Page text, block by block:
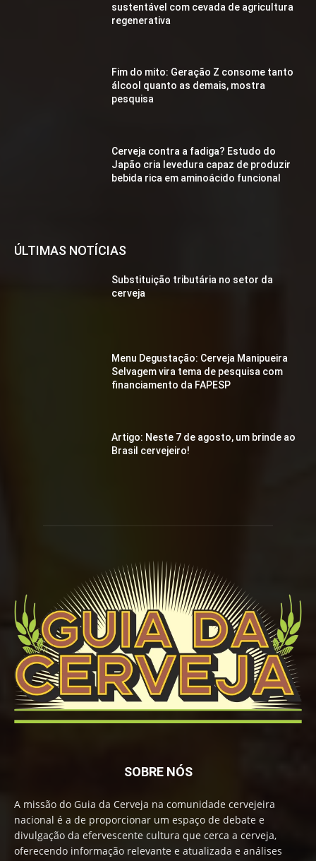
sustentável com cevada de agricultura
regenerativa
Fim do mito: Geração Z consome tanto
álcool quanto as demais, mostra
pesquisa
Cerveja contra a fadiga? Estudo do
Japão cria levedura capaz de produzir
bebida rica em aminoácido funcional
ÚLTIMAS NOTÍCIAS
Substituição tributária no setor da
cerveja
Menu Degustação: Cerveja Manipueira
Selvagem vira tema de pesquisa com
financiamento da FAPESP
Artigo: Neste 7 de agosto, um brinde ao
Brasil cervejeiro!
SOBRE NÓS
A missão do Guia da Cerveja na comunidade cervejeira
nacional é a de proporcionar um espaço de debate e
divulgação da efervescente cultura que cerca a cerveja,
oferecendo informação relevante e atualizada e análises